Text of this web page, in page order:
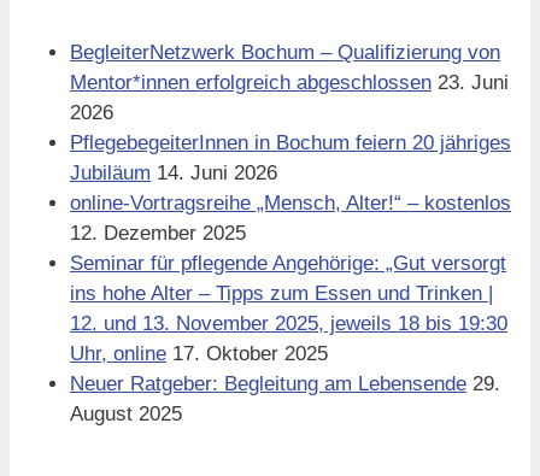
BegleiterNetzwerk Bochum – Qualifizierung von
Mentor*innen erfolgreich abgeschlossen 23. Juni
2026
PflegebegeiterInnen in Bochum feiern 20 jähriges
Jubiläum 14. Juni 2026
online-Vortragsreihe „Mensch, Alter!“ – kostenlos
12. Dezember 2025
Seminar für pflegende Angehörige: „Gut versorgt
ins hohe Alter – Tipps zum Essen und Trinken |
12. und 13. November 2025, jeweils 18 bis 19:30
Uhr, online 17. Oktober 2025
Neuer Ratgeber: Begleitung am Lebensende 29.
August 2025